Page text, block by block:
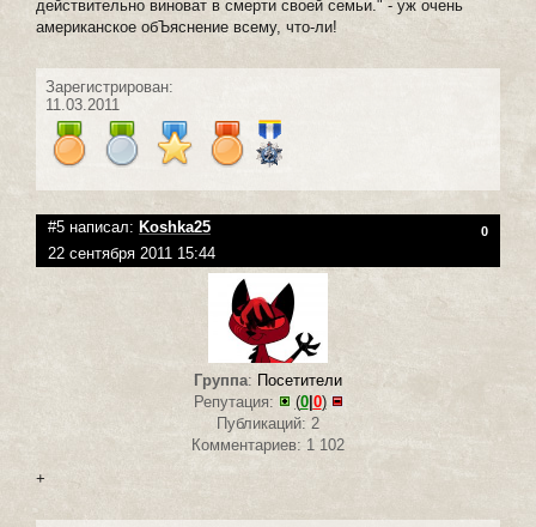
действительно виноват в смерти своей семьи." - уж очень
американское обЪяснение всему, что-ли!
Зарегистрирован:
11.03.2011
#5 написал: Koshka25 0
22 сентября 2011 15:44
Группа: Посетители
Репутация:
(0|0)
Публикаций: 2
Комментариев: 1 102
+